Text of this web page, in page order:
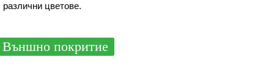
различни цветове.
Външно покритие